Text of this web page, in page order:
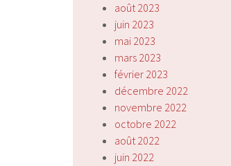
août 2023
juin 2023
mai 2023
mars 2023
février 2023
décembre 2022
novembre 2022
octobre 2022
août 2022
juin 2022